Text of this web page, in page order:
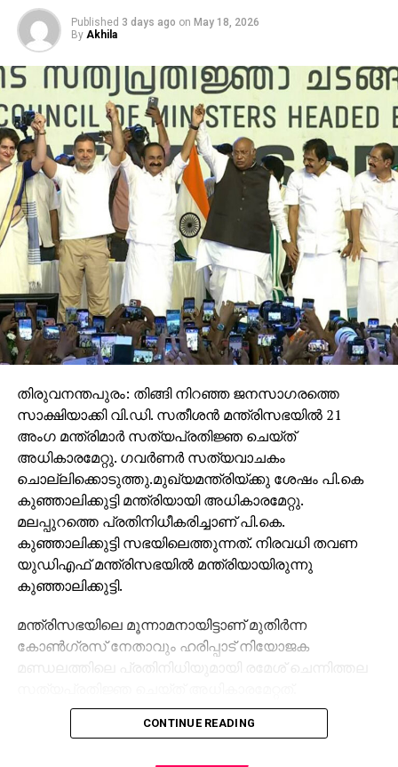
Published 3 days ago on May 18, 2026
By Akhila
തിരുവനന്തപുരം: തിങ്ങി നിറഞ്ഞ ജനസാഗരത്തെ
സാക്ഷിയാക്കി വി.ഡി. സതീശന്‍ മന്ത്രിസഭയില്‍ 21
അംഗ മന്ത്രിമാര്‍ സത്യപ്രതിജ്ഞ ചെയ്ത്
അധികാരമേറ്റു. ഗവര്‍ണര്‍ സത്യവാചകം
ചൊല്ലിക്കൊടുത്തു.മുഖ്യമന്ത്രിയ്ക്കു ശേഷം പി.കെ
കുഞ്ഞാലിക്കുട്ടി മന്ത്രിയായി അധികാരമേറ്റു.
മലപ്പുറത്തെ പ്രതിനിധീകരിച്ചാണ് പി.കെ.
കുഞ്ഞാലിക്കുട്ടി സഭയിലെത്തുന്നത്. നിരവധി തവണ
യുഡിഎഫ് മന്ത്രിസഭയില്‍ മന്ത്രിയായിരുന്നു
കുഞ്ഞാലിക്കുട്ടി.
മന്ത്രിസഭയിലെ മൂന്നാമനായിട്ടാണ് മുതിര്‍ന്ന
കോണ്‍ഗ്രസ് നേതാവും ഹരിപ്പാട് നിയോജക
മണ്ഡലത്തിലെ പ്രതിനിധിയുമായി രമേശ് ചെന്നിത്തല
മന്ത്രിസഭയിലെ ആഭ്യന്തരവകുപ്പ് ചെന്നിത്തലയാവും
കൈകാര്യം ചെയ്യുക. ആഭ്യന്തരമന്ത്രി പദം
CONTINUE READING